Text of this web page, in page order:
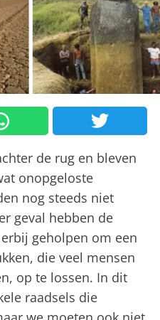
de rug en bleven
onopgeloste
nog steeds niet
geval hebben de
geholpen om een
die veel mensen
op te lossen. In dit
raadsels die